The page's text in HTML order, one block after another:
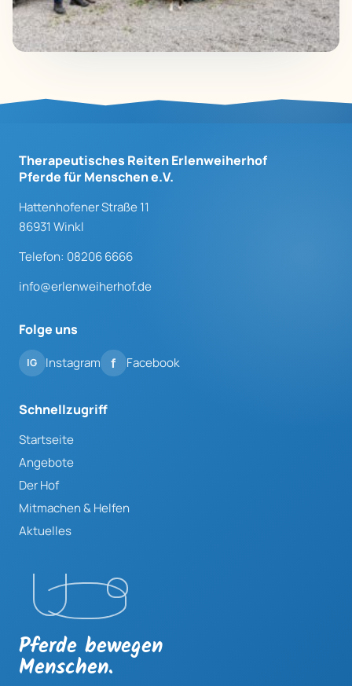
Therapeutisches Reiten Erlenweiherhof
Pferde für Menschen e.V.
Hattenhofener Straße 11
86931 Winkl
Telefon: 08206 6666
info@erlenweiherhof.de
Folge uns
Instagram Facebook
Schnellzugriff
Startseite
Angebote
Der Hof
Mitmachen & Helfen
Aktuelles
Pferde bewegen
Menschen.